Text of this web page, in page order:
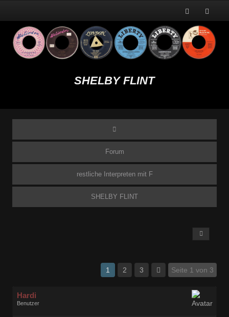
SHELBY FLINT
Forum
restliche Interpreten mit F
SHELBY FLINT
1 2 3 Seite 1 von 3
Hardi
Benutzer